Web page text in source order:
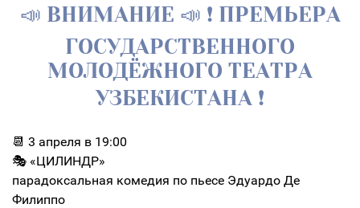
📣 ВНИМАНИЕ 📣 ❗️ ПРЕМЬЕРА
ГОСУДАРСТВЕННОГО
МОЛОДЁЖНОГО ТЕАТРА
УЗБЕКИСТАНА ❗️
📆 3 апреля в 19:00
🎭 «ЦИЛИНДР»
парадоксальная комедия по пьесе Эдуардо Де
Филиппо